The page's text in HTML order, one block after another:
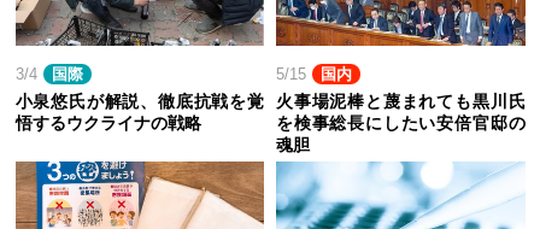
3/4 国際
小泉悠氏が解説、徹底抗戦を覚
悟するウクライナの戦略
5/15 国内
火事場泥棒と蔑まれても黒川氏
を検事総長にしたい安倍官邸の
魂胆